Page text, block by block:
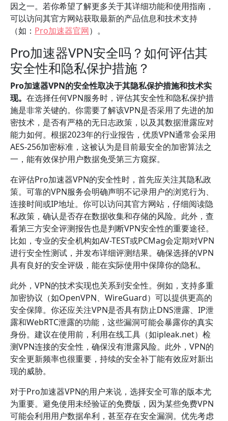
因之一。若你希望了解更多关于其详细功能和使用指南，
可以访问其官方网站获取最新的产品信息和技术支持
（如： Pro加速器官网）。
Pro加速器VPN安全吗？如何评估其
安全性和隐私保护措施？
Pro加速器VPN的安全性取决于其隐私保护措施和技术实
现。 在选择任何VPN服务时，评估其安全性和隐私保护措
施是非常关键的。你需要了解该VPN是否采用了先进的加
密技术，是否有严格的无日志政策，以及其数据泄露应对
能力如何。根据2023年的行业报告，优质VPN通常会采用
AES-256加密标准，这被认为是目前最安全的加密算法之
一，能有效保护用户数据免受第三方窥探。
在评估Pro加速器VPN的安全性时，首先应关注其隐私政
策。可靠的VPN服务会明确声明不记录用户的浏览行为、
连接时间或IP地址。你可以访问其官方网站，仔细阅读隐
私政策，确认是否存在数据收集和存储的风险。此外，查
看第三方安全评测报告也是判断VPN安全性的重要途径。
比如，专业的安全机构如AV-TEST或PCMag会定期对VPN
进行安全性测试，并发布详细评测结果。确保选择的VPN
具有良好的安全评级，能在实际使用中保障你的隐私。
此外，VPN的技术实现也关系到安全性。例如，支持多重
加密协议（如OpenVPN、WireGuard）可以提供更高的
安全保障。你还应关注VPN是否具有防止DNS泄露、IP泄
露和WebRTC泄露的功能，这些漏洞可能会暴露你的真实
身份。建议在使用前，利用在线工具（如ipleak.net）检
测VPN连接的安全性，确保没有泄露风险。此外，VPN的
安全更新频率也很重要，持续的安全补丁能有效应对新出
现的威胁。
对于Pro加速器VPN的用户来说，选择安全可靠的版本尤
为重要。避免使用未经验证的免费版，因为某些免费VPN
可能会利用用户数据牟利，甚至存在安全漏洞。优先考虑